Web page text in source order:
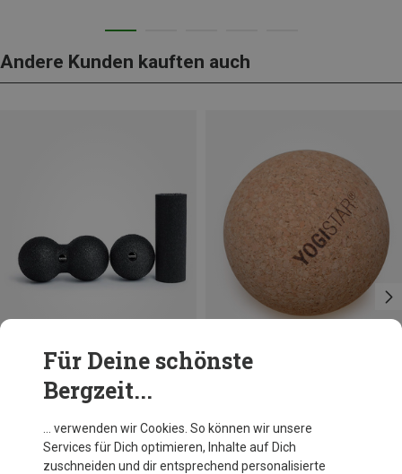
Andere Kunden kauften auch
Blackbox Mini
Yogistar
Faszienball
9,45 €
Für Deine schönste
Bergzeit...
… verwenden wir Cookies. So können wir unsere
Services für Dich optimieren, Inhalte auf Dich
zuschneiden und dir entsprechend personalisierte